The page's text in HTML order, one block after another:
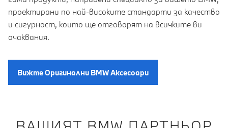
проектирани по най-високите стандарти за качество
и сигурност, които ще отговорят на всичките ви
очаквания.
Вижте Oригинални BMW Aксесоари